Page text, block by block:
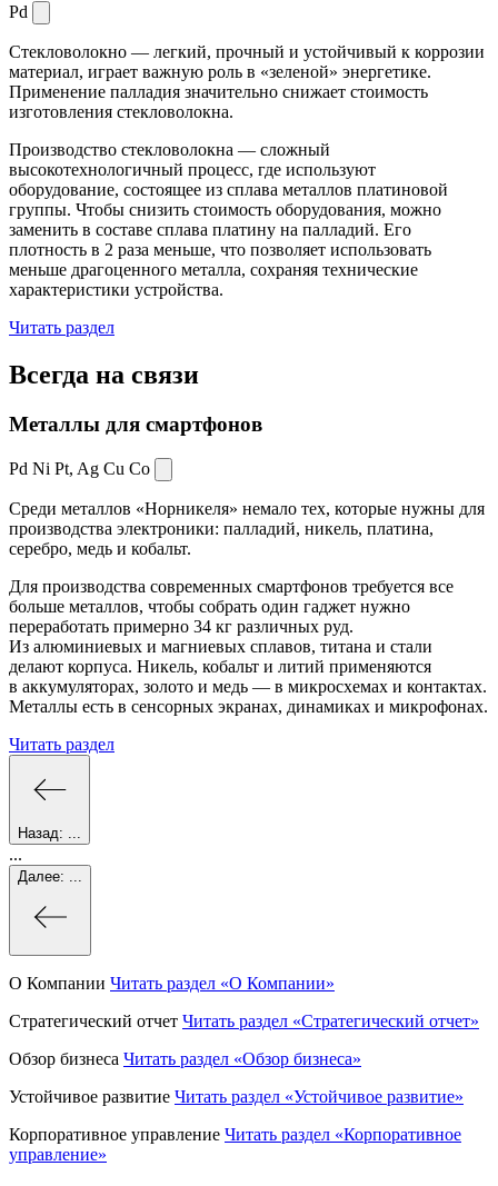
Pd
Стекловолокно — легкий, прочный и устойчивый к коррозии
материал, играет важную роль в «зеленой» энергетике.
Применение палладия значительно снижает стоимость
изготовления стекловолокна.
Производство стекловолокна — сложный
высокотехнологичный процесс, где используют
оборудование, состоящее из сплава металлов платиновой
группы. Чтобы снизить стоимость оборудования, можно
заменить в составе сплава платину на палладий. Его
плотность в 2 раза меньше, что позволяет использовать
меньше драгоценного металла, сохраняя технические
характеристики устройства.
Читать раздел
Всегда на связи
Металлы для смартфонов
Pd Ni Pt, Ag Cu Co
Среди металлов «Норникеля» немало тех, которые нужны для
производства электроники: палладий, никель, платина,
серебро, медь и кобальт.
Для производства современных смартфонов требуется все
больше металлов, чтобы собрать один гаджет нужно
переработать примерно 34 кг различных руд.
Из алюминиевых и магниевых сплавов, титана и стали
делают корпуса. Никель, кобальт и литий применяются
в аккумуляторах, золото и медь — в микросхемах и контактах.
Металлы есть в сенсорных экранах, динамиках и микрофонах.
Читать раздел
Назад:
...
Далее:
О Компании Читать раздел «О Компании»
Стратегический отчет Читать раздел «Стратегический отчет»
Обзор бизнеса Читать раздел «Обзор бизнеса»
Устойчивое развитие Читать раздел «Устойчивое развитие»
Корпоративное управление Читать раздел «Корпоративное
управление»